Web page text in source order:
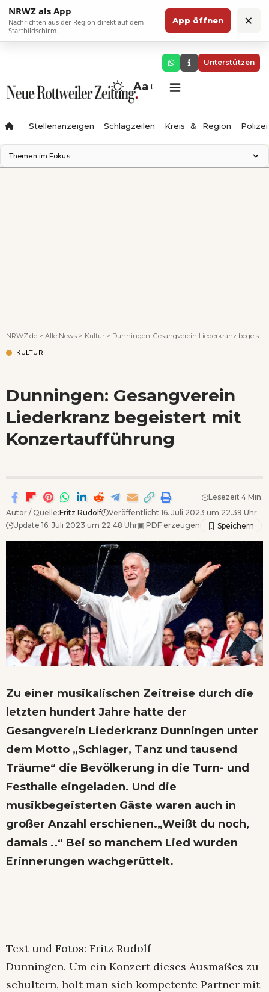
NRWZ als App
Nachrichten aus der Region direkt auf dem
Startbildschirm.
App öffnen ×
Unterstützen
Aa
Stellenanzeigen Schlagzeilen Kreis & Region Polizei
Themen im Fokus
NRWZ.de > Alle News > Kultur > Dunningen: Gesangverein Liederkranz begeistert mit Konzertaufführung
KULTUR
Dunningen: Gesangverein
Liederkranz begeistert mit
Konzertaufführung
Autor / Quelle:Fritz Rudolf
Veröffentlicht 16. Juli 2023 um 22.39 Uhr
Update 16. Juli 2023 um 22.48 Uhr▣ PDF erzeugen
Lesezeit 4 Min.
Zu einer musikalischen Zeitreise durch die
letzten hundert Jahre hatte der
Gesangverein Liederkranz Dunningen unter
dem Motto „Schlager, Tanz und tausend
Träume“ die Bevölkerung in die Turn- und
Festhalle eingeladen. Und die
musikbegeisterten Gäste waren auch in
großer Anzahl erschienen.„Weißt du noch,
damals ..“ Bei so manchem Lied wurden
Erinnerungen wachgerüttelt.
Text und Fotos: Fritz Rudolf
Dunningen. Um ein Konzert dieses Ausmaßes zu
schultern, holt man sich kompetente Partner mit